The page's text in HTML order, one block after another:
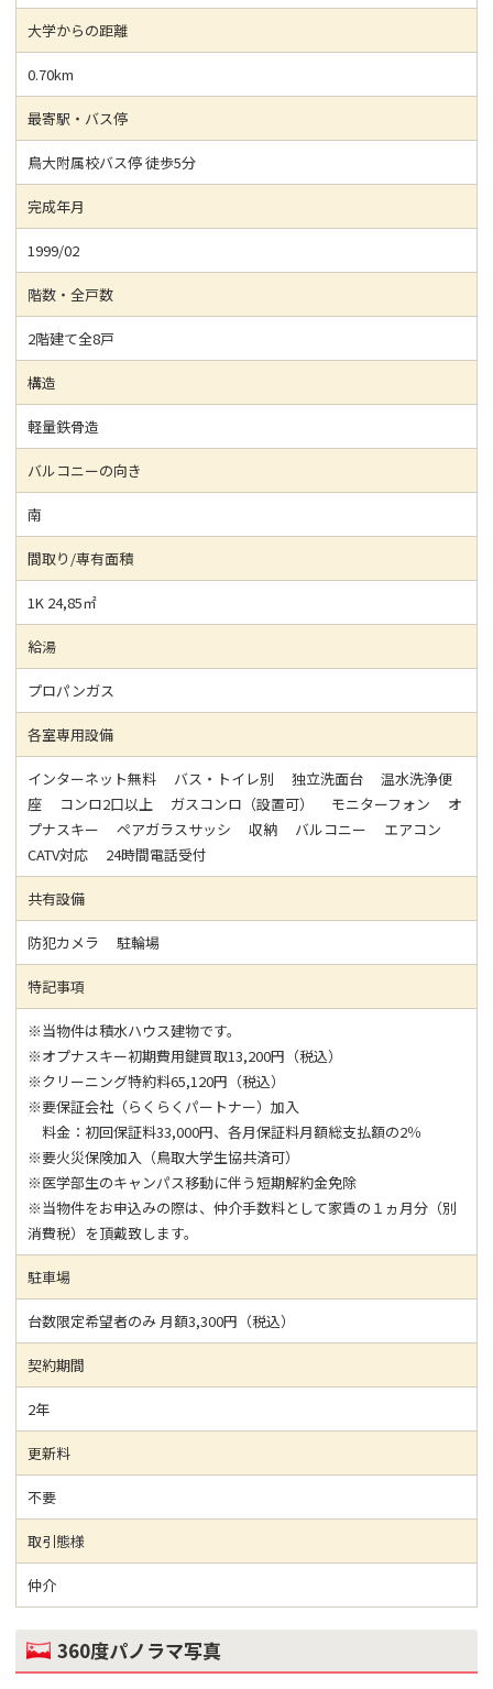
大学からの距離
0.70km
最寄駅・バス停
鳥大附属校バス停 徒歩5分
完成年月
1999/02
階数・全戸数
2階建て全8戸
構造
軽量鉄骨造
バルコニーの向き
南
間取り/専有面積
1K 24,85㎡
給湯
プロパンガス
各室専用設備
インターネット無料 バス・トイレ別 独立洗面台 温水洗浄便
座 コンロ2口以上 ガスコンロ（設置可） モニターフォン オ
プナスキー ペアガラスサッシ 収納 バルコニー エアコン
CATV対応 24時間電話受付
共有設備
防犯カメラ 駐輪場
特記事項
※当物件は積水ハウス建物です。
※オプナスキー初期費用鍵買取13,200円（税込）
※クリーニング特約料65,120円（税込）
※要保証会社（らくらくパートナー）加入
料金：初回保証料33,000円、各月保証料月額総支払額の2％
※要火災保険加入（鳥取大学生協共済可）
※医学部生のキャンパス移動に伴う短期解約金免除
※当物件をお申込みの際は、仲介手数料として家賃の１ヵ月分（別
消費税）を頂戴致します。
駐車場
台数限定希望者のみ 月額3,300円（税込）
契約期間
2年
更新料
不要
取引態様
仲介
360度パノラマ写真